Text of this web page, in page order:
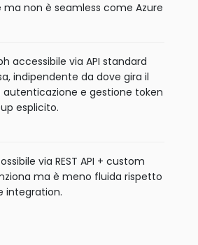
ma non è seamless come Azure
accessibile via API standard
indipendente da dove gira il
e gestione token
esplicito.
via REST API + custom
ma è meno fluida rispetto
integration.